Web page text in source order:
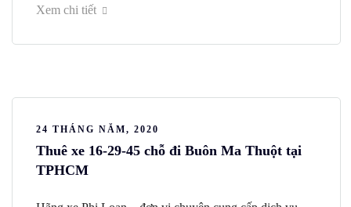
Xem chi tiết
24 THÁNG NĂM, 2020
Thuê xe 16-29-45 chỗ đi Buôn Ma Thuột tại
TPHCM